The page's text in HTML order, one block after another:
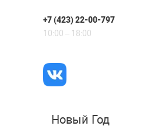
+7 (423) 22-00-797
10:00 – 18:00
Новый Год